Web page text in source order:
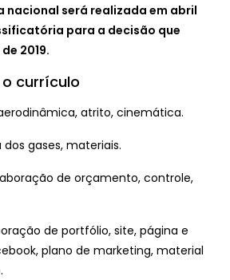
nacional será realizada em abril
para a decisão que
2019.
currículo
atrito, cinemática.
gases, materiais.
de orçamento, controle,
de portfólio, site, página e
plano de marketing, material